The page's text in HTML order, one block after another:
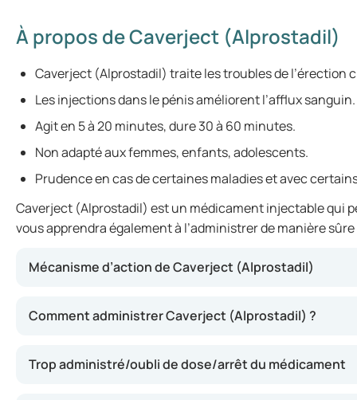
À propos de Caverject (Alprostadil)
Caverject (Alprostadil) traite les troubles de l’érection
Les injections dans le pénis améliorent l’afflux sanguin.
Agit en 5 à 20 minutes, dure 30 à 60 minutes.
Non adapté aux femmes, enfants, adolescents.
Prudence en cas de certaines maladies et avec
Caverject (Alprostadil) est un médicament injectable qui
vous apprendra également à l’administrer de manière
Mécanisme d’action de Caverject (Alprostadil)
Caverject (Alprostadil) agit en dilatant les vaisseaux
Comment administrer Caverject (Alprostadil) ?
Trop administré/oubli de dose/arrêt du médicament